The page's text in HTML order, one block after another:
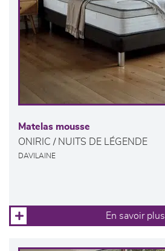
Matelas mousse
ONIRIC / NUITS DE LÉGENDE
DAVILAINE
En savoir plus